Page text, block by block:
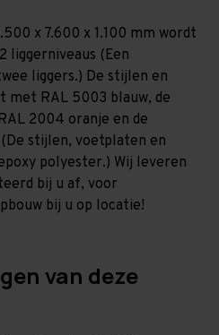
x 7.600 x 1.100 mm wordt
liggerniveaus (Een
liggers.) De stijlen en
met RAL 5003 blauw, de
2004 oranje en de
stijlen, voetplaten en
polyester.) Wij leveren
bij u af, voor
bij u op locatie!
van deze